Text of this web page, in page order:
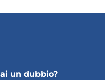
un dubbio?